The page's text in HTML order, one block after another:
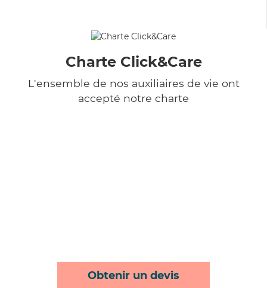
Charte Click&Care
L'ensemble de nos auxiliaires de vie ont
accepté notre charte
Obtenir un devis